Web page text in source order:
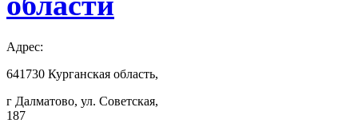
Адрес:
641730 Курганская область,
г Далматово, ул. Советская,
187